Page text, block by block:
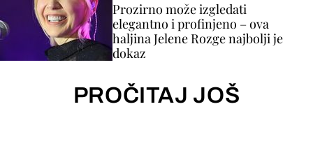
Prozirno može izgledati
elegantno i profinjeno – ova
haljina Jelene Rozge najbolji je
dokaz
PROČITAJ JOŠ